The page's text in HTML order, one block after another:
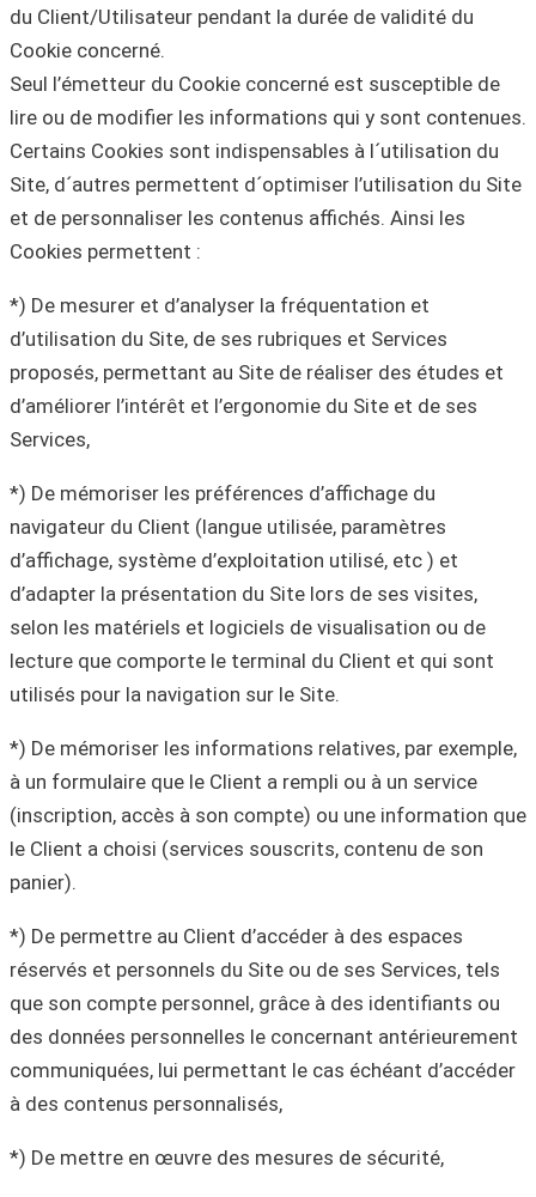
du Client/Utilisateur pendant la durée de validité du
Cookie concerné.
Seul l’émetteur du Cookie concerné est susceptible de
lire ou de modifier les informations qui y sont contenues.
Certains Cookies sont indispensables à l´utilisation du
Site, d´autres permettent d´optimiser l’utilisation du Site
et de personnaliser les contenus affichés. Ainsi les
Cookies permettent :
*) De mesurer et d’analyser la fréquentation et
d’utilisation du Site, de ses rubriques et Services
proposés, permettant au Site de réaliser des études et
d’améliorer l’intérêt et l’ergonomie du Site et de ses
Services,
*) De mémoriser les préférences d’affichage du
navigateur du Client (langue utilisée, paramètres
d’affichage, système d’exploitation utilisé, etc ) et
d’adapter la présentation du Site lors de ses visites,
selon les matériels et logiciels de visualisation ou de
lecture que comporte le terminal du Client et qui sont
utilisés pour la navigation sur le Site.
*) De mémoriser les informations relatives, par exemple,
à un formulaire que le Client a rempli ou à un service
(inscription, accès à son compte) ou une information que
le Client a choisi (services souscrits, contenu de son
panier).
*) De permettre au Client d’accéder à des espaces
réservés et personnels du Site ou de ses Services, tels
que son compte personnel, grâce à des identifiants ou
des données personnelles le concernant antérieurement
communiquées, lui permettant le cas échéant d’accéder
à des contenus personnalisés,
*) De mettre en œuvre des mesures de sécurité,